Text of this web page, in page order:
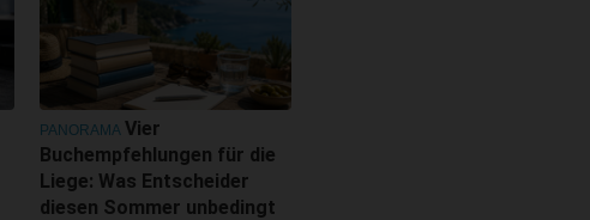
PANORAMA Vier
Buchempfehlungen für die
Liege: Was Entscheider
diesen Sommer unbedingt